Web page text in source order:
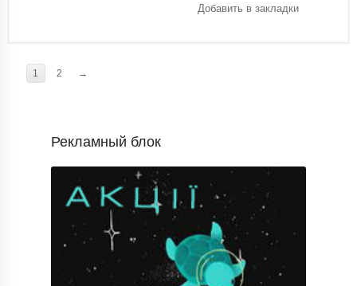
Добавить в закладки
1 2 →
Рекламный блок